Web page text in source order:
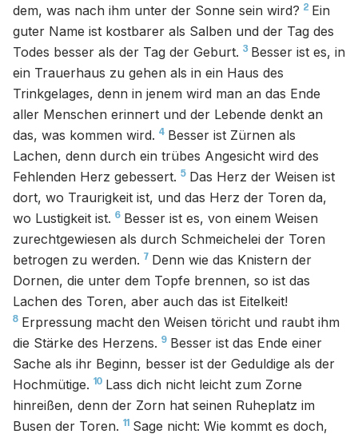
dem, was nach ihm unter der Sonne sein wird? 2 Ein
guter Name ist kostbarer als Salben und der Tag des
Todes besser als der Tag der Geburt. 3 Besser ist es, in
ein Trauerhaus zu gehen als in ein Haus des
Trinkgelages, denn in jenem wird man an das Ende
aller Menschen erinnert und der Lebende denkt an
das, was kommen wird. 4 Besser ist Zürnen als
Lachen, denn durch ein trübes Angesicht wird des
Fehlenden Herz gebessert. 5 Das Herz der Weisen ist
dort, wo Traurigkeit ist, und das Herz der Toren da,
wo Lustigkeit ist. 6 Besser ist es, von einem Weisen
zurechtgewiesen als durch Schmeichelei der Toren
betrogen zu werden. 7 Denn wie das Knistern der
Dornen, die unter dem Topfe brennen, so ist das
Lachen des Toren, aber auch das ist Eitelkeit!
8 Erpressung macht den Weisen töricht und raubt ihm
die Stärke des Herzens. 9 Besser ist das Ende einer
Sache als ihr Beginn, besser ist der Geduldige als der
Hochmütige. 10 Lass dich nicht leicht zum Zorne
hinreißen, denn der Zorn hat seinen Ruheplatz im
Busen der Toren. 11 Sage nicht: Wie kommt es doch,